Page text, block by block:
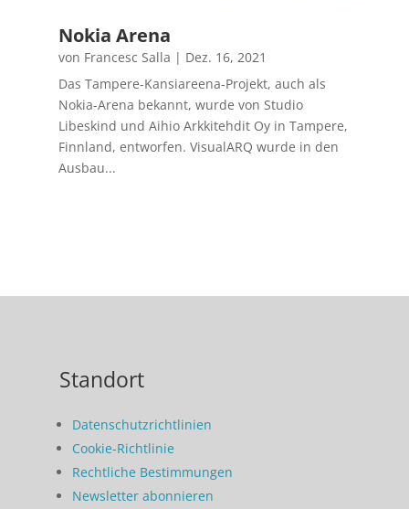
Nokia Arena
von Francesc Salla | Dez. 16, 2021
Das Tampere-Kansiareena-Projekt, auch als
Nokia-Arena bekannt, wurde von Studio
Libeskind und Aihio Arkkitehdit Oy in Tampere,
Finnland, entworfen. VisualARQ wurde in den
Ausbau...
Standort
Datenschutzrichtlinien
Cookie-Richtlinie
Rechtliche Bestimmungen
Newsletter abonnieren